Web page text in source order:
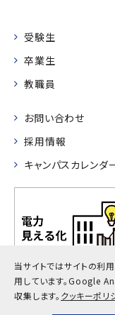
当サイトではサイトの
用しています。Google
収集します。 クッキーポリ
受験生
卒業生
教職員
お問い合わせ
採用情報
キャンパスカレンダ
プライバシーポ